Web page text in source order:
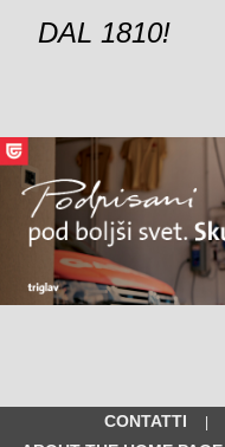
DAL 1810!
CONTATTI |